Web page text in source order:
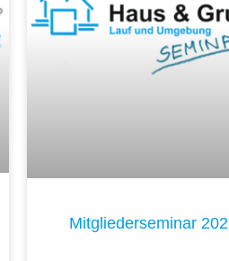
Mitgliederseminar